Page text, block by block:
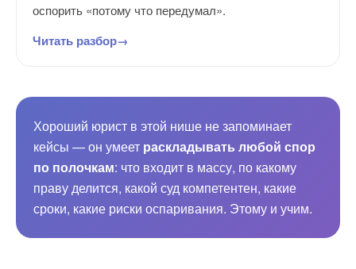
оспорить «потому что передумал».
Читать разбор
Хороший юрист в этой нише не запоминает
кейсы — он умеет раскладывать любой спор
по полочкам: что входит в массу, по какому
праву делится, какой суд компетентен, какие
сроки, какие риски оспаривания. Этому и учим.